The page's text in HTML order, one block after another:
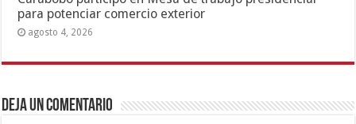
para potenciar comercio exterior
agosto 4, 2026
Deja un comentario